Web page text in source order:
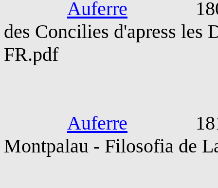
Auferre 1809-
des Concilies d'apress les
FR.pdf
Auferre 1812-
Montpalau - Filosofia de